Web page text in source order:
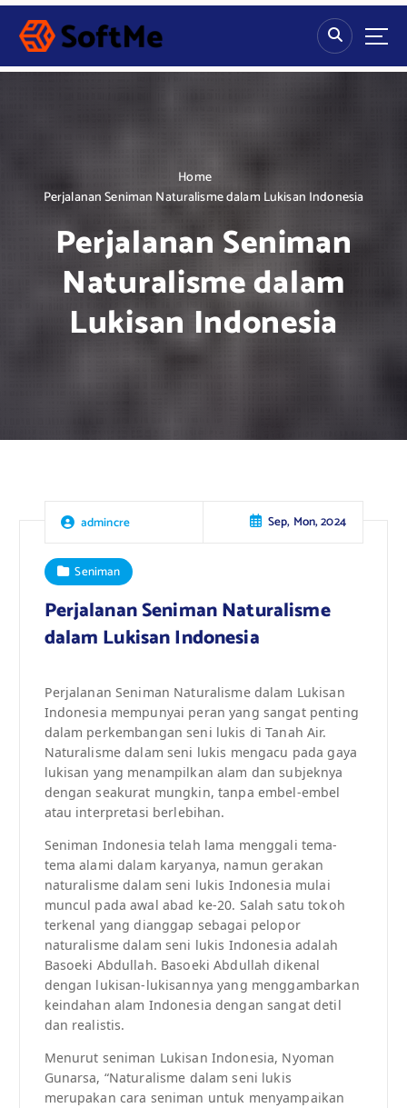
S
p
Home
Perjalanan Seniman Naturalisme dalam Lukisan Indonesia
Perjalanan Seniman
Naturalisme dalam
Lukisan Indonesia
admincre Sep, Mon, 2024
Seniman
Perjalanan Seniman Naturalisme
dalam Lukisan Indonesia
Perjalanan Seniman Naturalisme dalam Lukisan
Indonesia mempunyai peran yang sangat penting
dalam perkembangan seni lukis di Tanah Air.
Naturalisme dalam seni lukis mengacu pada gaya
lukisan yang menampilkan alam dan subjeknya
dengan seakurat mungkin, tanpa embel-embel
atau interpretasi berlebihan.
Seniman Indonesia telah lama menggali tema-
tema alami dalam karyanya, namun gerakan
naturalisme dalam seni lukis Indonesia mulai
muncul pada awal abad ke-20. Salah satu tokoh
terkenal yang dianggap sebagai pelopor
naturalisme dalam seni lukis Indonesia adalah
Basoeki Abdullah. Basoeki Abdullah dikenal
dengan lukisan-lukisannya yang menggambarkan
keindahan alam Indonesia dengan sangat detil
dan realistis.
Menurut seniman Lukisan Indonesia, Nyoman
Gunarsa, “Naturalisme dalam seni lukis
merupakan cara seniman untuk menyampaikan